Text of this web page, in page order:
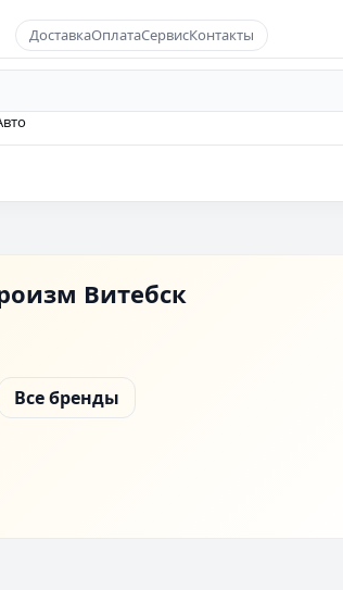
ДоставкаОплатаСервисКонтакты
Витебск
Все бренды